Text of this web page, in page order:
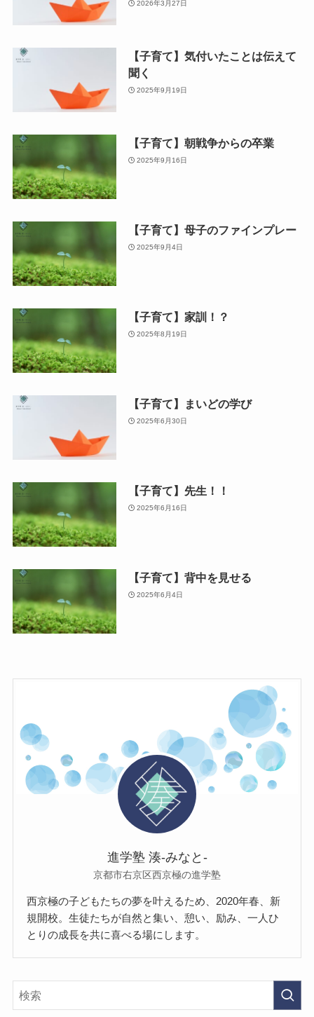
2026年3月27日
【子育て】気付いたことは伝えて
聞く
2025年9月19日
【子育て】朝戦争からの卒業
2025年9月16日
【子育て】母子のファインプレー
2025年9月4日
【子育て】家訓！？
2025年8月19日
【子育て】まいどの学び
2025年6月30日
【子育て】先生！！
2025年6月16日
【子育て】背中を見せる
2025年6月4日
進学塾 湊-みなと-
京都市右京区西京極の進学塾
西京極の子どもたちの夢を叶えるため、2020年春、新
規開校。生徒たちが自然と集い、憩い、励み、一人ひ
とりの成長を共に喜べる場にします。